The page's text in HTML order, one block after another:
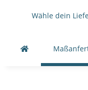
Wähle dein